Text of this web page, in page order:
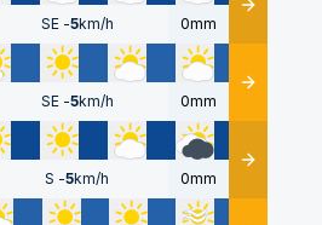
SE -5km/h 0mm Détails
SE -5km/h 0mm Détails
S -5km/h 0mm Détails